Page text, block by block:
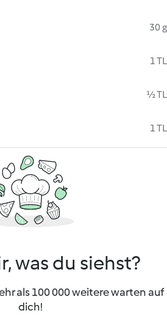
30 g
1 TL
½ TL
1 TL
was du siehst?
als 100 000 weitere warten auf
dich!